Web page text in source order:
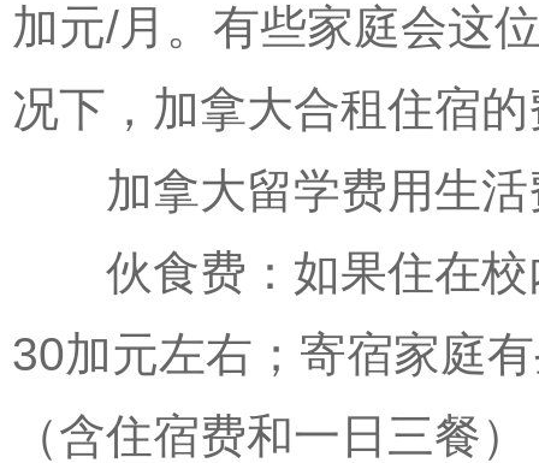
加元/月。有些家庭会这
况下，加拿大合租住宿
加拿大留学费用生活
伙食费：如果住在校
30加元左右；寄宿家庭
（含住宿费和一日三餐